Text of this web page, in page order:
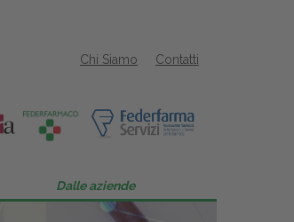
Contatti
Chi Siamo
Dalle aziende